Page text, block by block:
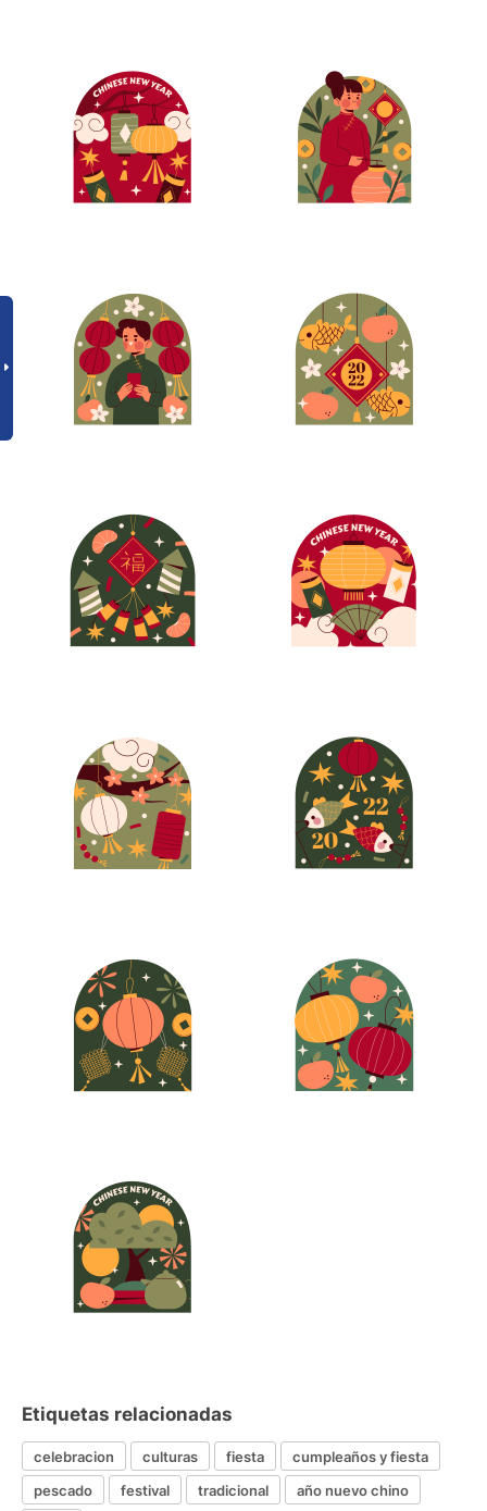
Etiquetas relacionadas
celebracion culturas fiesta
cumpleaños y fiesta
pescado
festival tradicional
año nuevo chino